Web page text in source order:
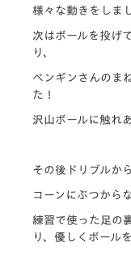
様々な動きをしま
次はボールを投げ
り、
ペンギンさんのま
た！
沢山ボールに触れ
その後ドリブルか
コーンにぶつから
練習で使った足の
り、優しくボール